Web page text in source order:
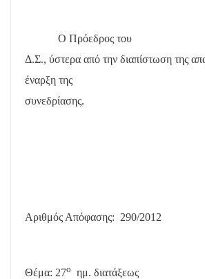
Ο Πρόεδρος του
Δ.Σ., ύστερα από την διαπίστωση της
έναρξη της
συνεδρίασης.
Αριθμός Απόφασης: 290/2012
Θέμα: 27ο ημ. διατάξεως